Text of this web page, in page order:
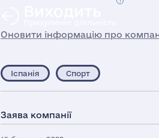
Оновити інформацію про
Іспанія Спорт
Заява компанії